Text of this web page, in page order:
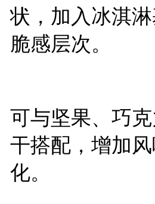
状，加入冰淇
脆感层次。
可与坚果、巧
干搭配，增加
化。